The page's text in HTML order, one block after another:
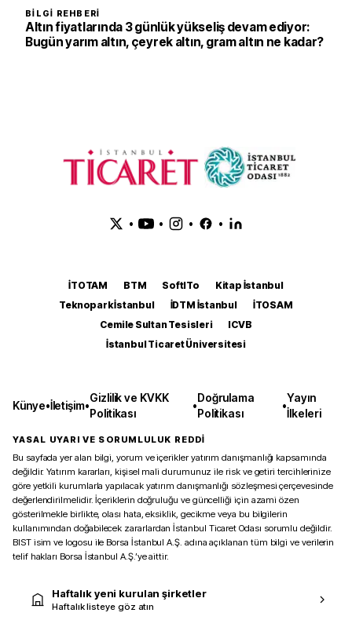
BILGI REHBERI
Altın fiyatlarında 3 günlük yükseliş devam ediyor:
Bugün yarım altın, çeyrek altın, gram altın ne kadar?
• • • •
İTOTAM BTM SoftITo
Kitap İstanbul
Teknopark İstanbul
İDTM İstanbul
İTOSAM
Cemile Sultan Tesisleri
ICVB
İstanbul Ticaret Üniversitesi
Künye•İletişim•
Gizlilik ve KVKK
Politikası
•
Doğrulama
Politikası
•
Yayın
İlkeleri
YASAL UYARI VE SORUMLULUK REDDİ
Bu sayfada yer alan bilgi, yorum ve içerikler yatırım danışmanlığı kapsamında
değildir. Yatırım kararları, kişisel mali durumunuz ile risk ve getiri tercihlerinize
göre yetkili kurumlarla yapılacak yatırım danışmanlığı sözleşmesi çerçevesinde
değerlendirilmelidir. İçeriklerin doğruluğu ve güncelliği için azami özen
gösterilmekle birlikte, olası hata, eksiklik, gecikme veya bu bilgilerin
kullanımından doğabilecek zararlardan İstanbul Ticaret Odası sorumlu değildir.
BIST isim ve logosu ile Borsa İstanbul A.Ş. adına açıklanan tüm bilgi ve verilerin
telif hakları Borsa İstanbul A.Ş.’ye aittir.
Haftalık yeni kurulan şirketler
Haftalık listeye göz atın